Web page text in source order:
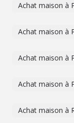
Achat maison à
Achat maison à
Achat maison à
Achat maison à
Achat maison à